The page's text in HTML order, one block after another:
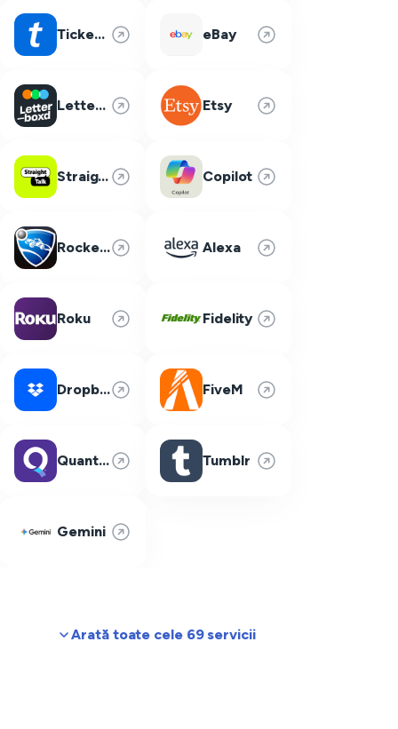
Ticketmaster eBay
Letterboxd Etsy
Straight Talk Copilot
Rocket League Alexa
Roku Fidelity
Dropbox FiveM
Quantum Fiber Tumblr
Gemini
Arată toate cele 69 servicii